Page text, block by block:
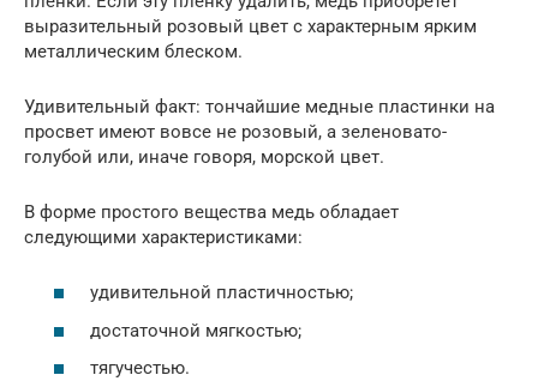
выразительный розовый цвет с характерным ярким
металлическим блеском.
Удивительный факт: тончайшие медные пластинки на
просвет имеют вовсе не розовый, а зеленовато-
голубой или, иначе говоря, морской цвет.
В форме простого вещества медь обладает
следующими характеристиками:
удивительной пластичностью;
достаточной мягкостью;
тягучестью.